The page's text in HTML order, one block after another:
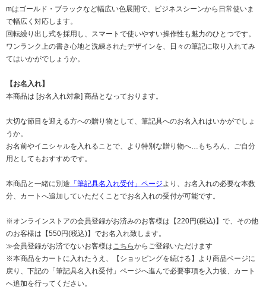
mはゴールド・ブラックなど幅広い色展開で、ビジネスシーンから日常使いま
で幅広く対応します。
回転繰り出し式を採用し、スマートで使いやすい操作性も魅力のひとつです。
ワンランク上の書き心地と洗練されたデザインを、日々の筆記に取り入れてみ
てはいかがでしょうか。
【お名入れ】
本商品は [お名入れ対象] 商品となっております。
大切な節目を迎える方への贈り物として、筆記具へのお名入れはいかがでしょ
うか。
お名前やイニシャルを入れることで、より特別な贈り物へ…もちろん、ご自分
用としてもおすすめです。
本商品と一緒に別途 「筆記具名入れ受付」ページより、お名入れの必要な本数
分、カートへ追加していただくことでお名入れの受付が可能です。
※オンラインストアの会員登録がお済みのお客様は【220円(税込)】で、その他
のお客様は【550円(税込)】でお名入れ致します。
≫会員登録がお済でないお客様はこちらからご登録いただけます
※本商品をカートに入れたうえ、【ショッピングを続ける】より商品ページに
戻り、下記の 「筆記具名入れ受付」ページへ進んで必要事項を入力後、カート
へ追加を行ってください。